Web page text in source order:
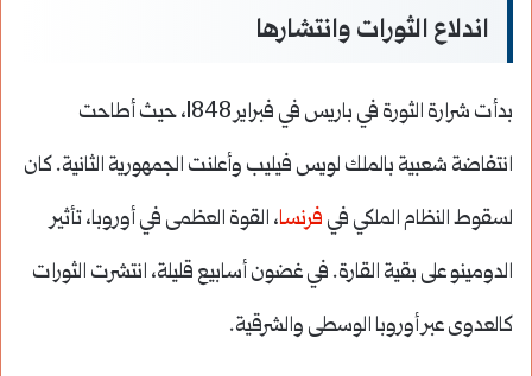
اندلاع الثورات وانتشارها
بدأت شرارة الثورة في باريس في فبراير 1848، حيث أطاحت
انتفاضة شعبية بالملك لويس فيليب وأعلنت الجمهورية الثانية. كان
لسقوط النظام الملكي في فرنسا، القوة العظمى في أوروبا، تأثير
الدومينو على بقية القارة. في غضون أسابيع قليلة، انتشرت الثورات
كالعدوى عبر أوروبا الوسطى والشرقية.